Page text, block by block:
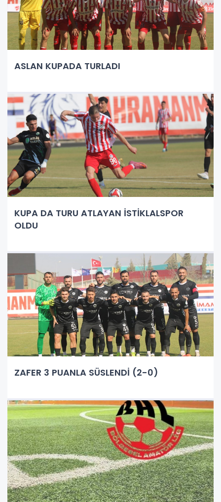
ASLAN KUPADA TURLADI
KUPA DA TURU ATLAYAN İSTİKLALSPOR
OLDU
ZAFER 3 PUANLA SÜSLENDİ (2-0)